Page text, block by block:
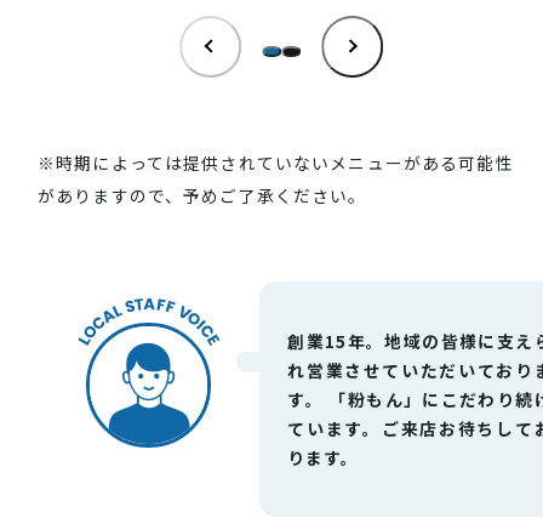
※時期によっては提供されていないメニューがある可能性
がありますので、予めご了承ください。
創業15年。地域の皆様に支え
れ営業させていただいており
す。 「粉もん」にこだわり続
ています。ご来店お待ちして
ります。
酒蔵営業時間
交通アクセス
観光ガイド案内
宿泊情報
年間イベント
花の開花状況
よくある質問
観光に関するお問い合わせ
イベント情報掲載申込フォーム